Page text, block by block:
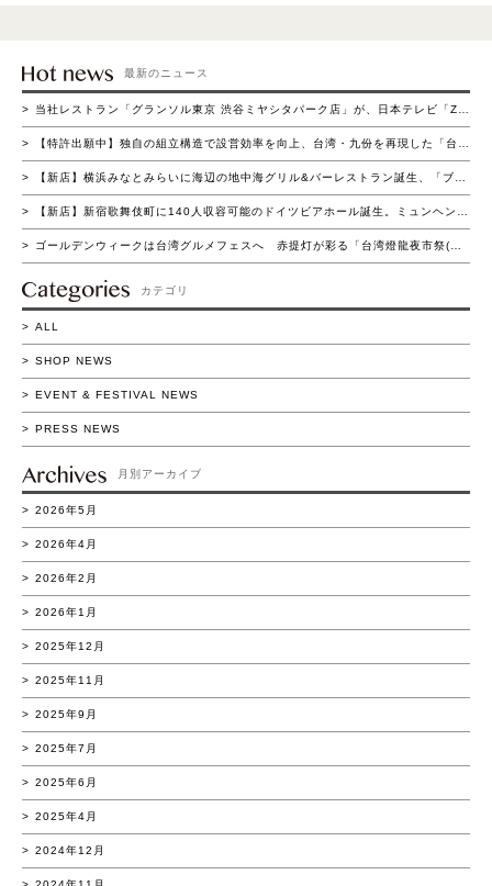
最新のニュース
当社レストラン「グランソル東京 渋谷ミヤシタパーク店」が、日本テレビ「ZIP！の買いドキッ!?コーナー」にて紹介されました
【特許出願中】独自の組立構造で設営効率を向上、台湾・九份を再現した「台湾ヒュッテ」登場～短時間組立と高い集客演出を両立～
【新店】横浜みなとみらいに海辺の地中海グリル&バーレストラン誕生、「ブラウアターフェル横浜」4月22日（水）グランドオープン
【新店】新宿歌舞伎町に140人収容可能のドイツビアホール誕生。ミュンヘン名門ビアホールを再現した「ホフブロイ トウキョウ 新宿店」4月15日（水）グランドオープン
ゴールデンウィークは台湾グルメフェスへ 赤提灯が彩る「台湾燈龍夜市祭(たいわん とうろう よいち まつり)」流山おおたかの森で初開催 4/16(木)～5/11(月)の26日間実施
カテゴリ
ALL
SHOP NEWS
EVENT & FESTIVAL NEWS
PRESS NEWS
月別アーカイブ
2026年5月
2026年4月
2026年2月
2026年1月
2025年12月
2025年11月
2025年9月
2025年7月
2025年6月
2025年4月
2024年12月